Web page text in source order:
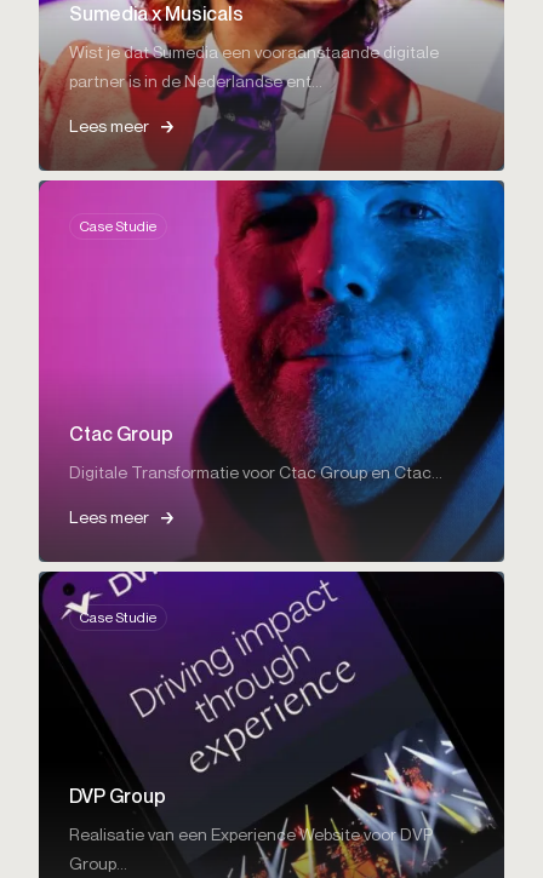
Sumedia x Musicals
Wist je dat Sumedia een vooraanstaande digitale
partner is in de Nederlandse ent...
Lees meer
Case Studie
Ctac Group
Digitale Transformatie voor Ctac Group en Ctac...
Lees meer
Case Studie
DVP Group
Realisatie van een Experience Website voor DVP
Group...